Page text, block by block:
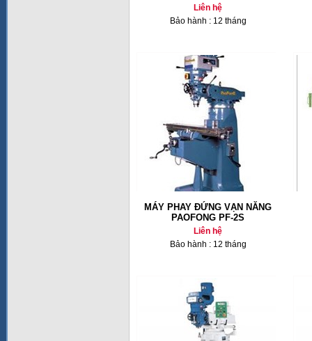
Liên hệ
Bảo hành : 12 tháng
MÁY PHAY ĐỨNG VẠN NĂNG
PAOFONG PF-2S
Liên hệ
Bảo hành : 12 tháng